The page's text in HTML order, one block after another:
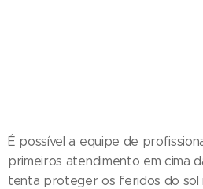
É possível a equipe de
primeiros atendimento em cima
tenta proteger os feridos do sol